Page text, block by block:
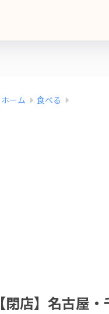
ホーム 食べる
【閉店】名古屋